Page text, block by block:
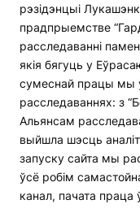
рэзідэнцыі
прадпрыемстве
расследаванні
якія бягуць у
сумеснай працы мы
расследаваннях: з
Альянсам
выйшла шэсць
запуску сайта мы
ўсё робім
канал, пачата праца